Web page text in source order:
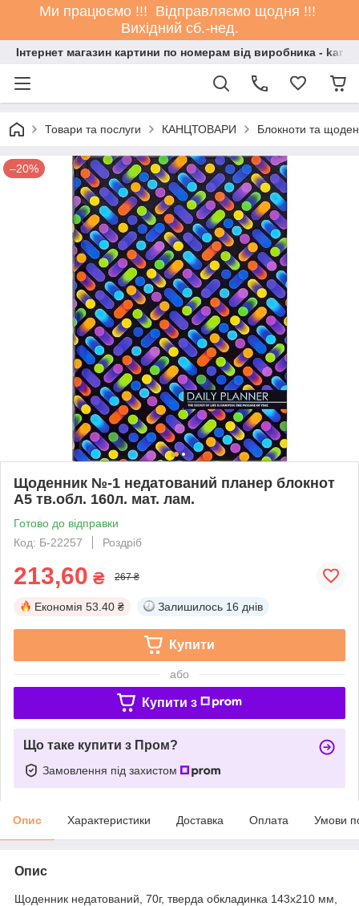
Ми працюємо !!! Відправляємо щодня !!!
Вихідний сб.-нед.
Інтернет магазин картини по номерам від виробника -
Товари та послуги КАНЦТОВАРИ Блокноти та
–20%
Щоденник №-1 недатований планер блокнот
А5 тв.обл. 160л. мат. лам.
Готово до відправки
Код: Б-22257
Роздріб
213,60 ₴ 267 ₴
Економія 53.40 ₴ Залишилось 16 днів
Купити
або
Купити з
Що таке купити з Пром?
Замовлення під захистом
Опис Характеристики Доставка Оплата Умови
Опис
Щоденник недатований, 70г, тверда обкладинка 143х210 мм,